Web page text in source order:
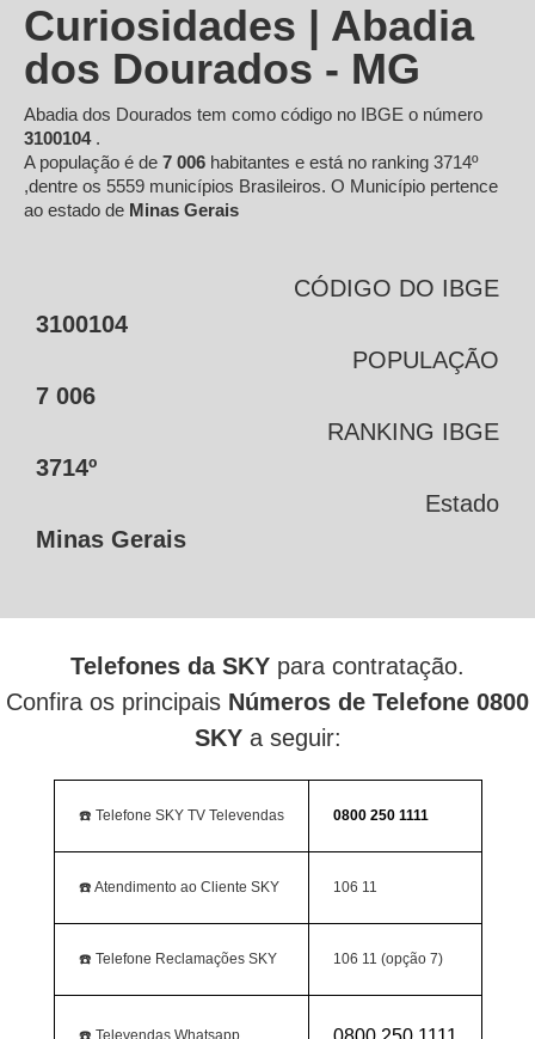
Curiosidades | Abadia
dos Dourados - MG
Abadia dos Dourados tem como código no IBGE o número
3100104 .
A população é de 7 006 habitantes e está no ranking 3714º
,dentre os 5559 municípios Brasileiros. O Município pertence
ao estado de Minas Gerais
CÓDIGO DO IBGE
3100104
POPULAÇÃO
7 006
RANKING IBGE
3714º
Estado
Minas Gerais
Telefones da SKY para contratação.
Confira os principais Números de Telefone 0800
SKYa seguir:
☎️ Telefone SKY TV Televendas 0800 250 1111
☎️ Atendimento ao Cliente SKY 106 11
☎️ Telefone Reclamações SKY 106 11 (opção 7)